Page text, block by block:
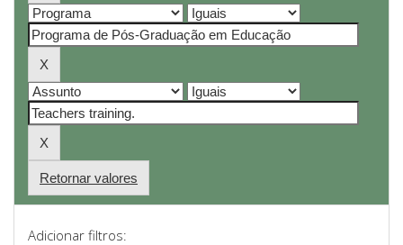
Retornar valores
Adicionar filtros: